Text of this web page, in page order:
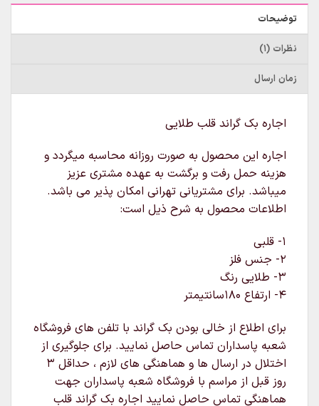
توضیحات
نظرات (1)
زمان ارسال
اجاره بک گراند قلب طلایی
اجاره این محصول به صورت روزانه محاسبه میگردد و
هزینه حمل رفت و برگشت به عهده مشتری عزیز
میباشد. برای مشتریانی تهرانی امکان پذیر می باشد.
اطلاعات محصول به شرح ذیل است:
۱- قلبی
۲- جنس فلز
۳- طلایی رنگ
۴- ارتفاع ۱۸۰سانتیمتر
برای اطلاع از خالی بودن بک گراند با تلفن های فروشگاه
شعبه پاسداران تماس حاصل نمایید. برای جلوگیری از
اختلال در ارسال ها و هماهنگی های لازم ، حداقل ۳
روز قبل از مراسم با فروشگاه شعبه پاسداران جهت
هماهنگی تماس حاصل نمایید اجاره بک گراند قلب